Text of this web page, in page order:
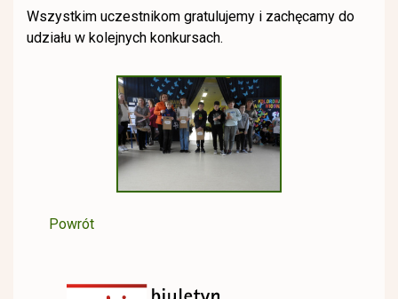
Wszystkim uczestnikom gratulujemy i zachęcamy do
udziału w kolejnych konkursach.
Powrót